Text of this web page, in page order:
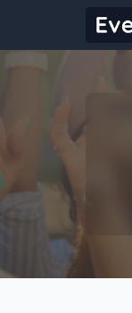
Starting Date